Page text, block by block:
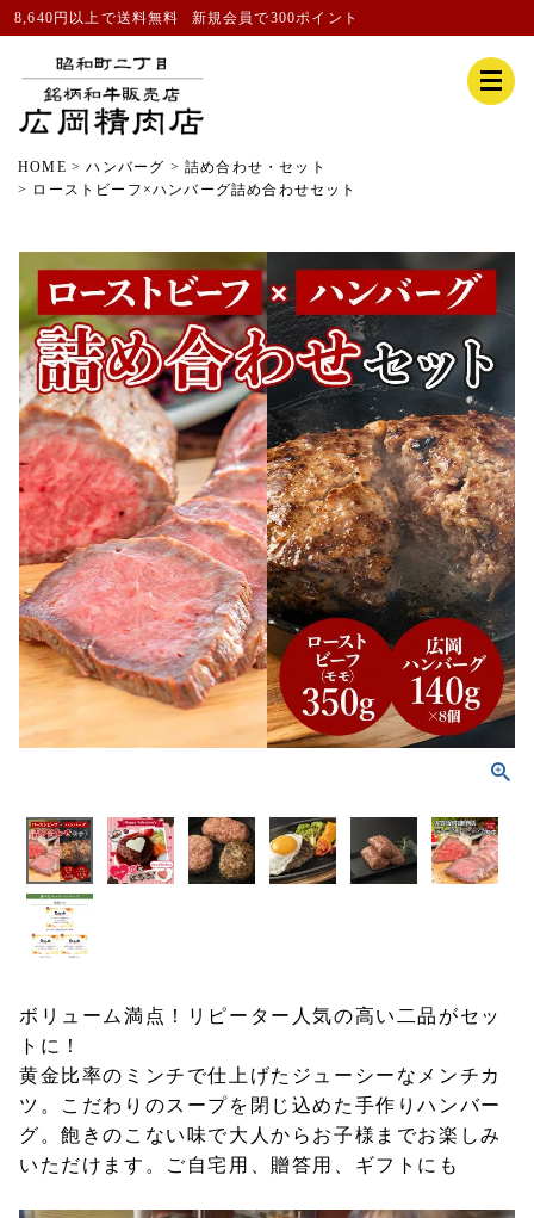
8,640円以上で送料無料 新規会員で300ポイント
HOME ハンバーグ
詰め合わせ・セット
ローストビーフ×ハンバーグ詰め合わせセット
ボリューム満点！リピーター人気の高い二品がセッ
トに！
黄金比率のミンチで仕上げたジューシーなメンチカ
ツ。こだわりのスープを閉じ込めた手作りハンバー
グ。飽きのこない味で大人からお子様までお楽しみ
いただけます。ご自宅用、贈答用、ギフトにも